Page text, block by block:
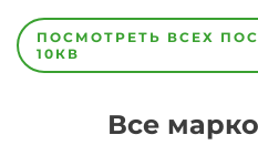
Завод Завод-
изготовитель
предпочел
ПОСМОТРЕТЬ ВСЕХ
10КВ
Все